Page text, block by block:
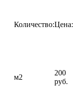
Количество:Цена:
м2
200
руб.